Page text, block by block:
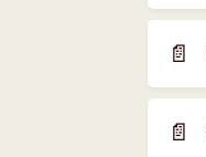
窗)
開
新
視
窗)
📄
(另
開
新
視
📄
(另